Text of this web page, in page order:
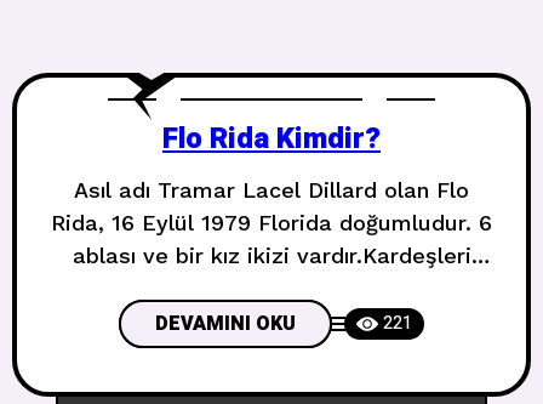
Flo Rida Kimdir?
Asıl adı Tramar Lacel Dillard olan Flo
Rida, 16 Eylül 1979 Florida doğumludur. 6
ablası ve bir kız ikizi vardır.Kardeşleri
sınıfta, bir rap grubuna katılmıştır. İleriki
yıllarda başarılara imza atan Flo Rida,
başarısına rağmen çeşitli müzik şirketleri
DEVAMINI OKU 221